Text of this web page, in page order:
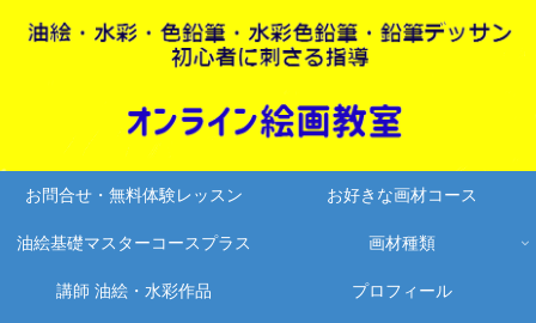
お問合せ・無料体験レッスン お好きな画材コース
油絵基礎マスターコースプラス 画材種類
講師 油絵・水彩作品 プロフィール